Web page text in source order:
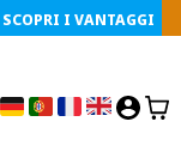
I VANTAGGI